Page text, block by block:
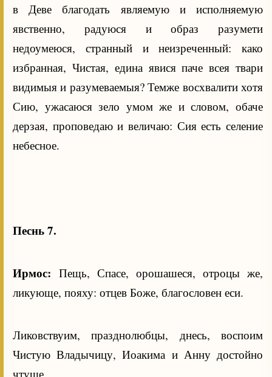
в Деве благодать являемую и исполняемую
явственно, радуюся и образ разумети
недоумеюся, странный и неизреченный: како
избранная, Чистая, едина явися паче всея твари
видимыя и разумеваемыя? Темже восхвалити хотя
Сию, ужасаюся зело умом же и словом, обаче
дерзая, проповедаю и величаю: Сия есть селение
небесное.
Песнь 7.
Ирмос: Пещь, Спасе, орошашеся, отроцы же,
ликующе, пояху: отцев Боже, благословен еси.
Ликовствуим, празднолюбцы, днесь, воспоим
Чистую Владычицу, Иоакима и Анну достойно
чтуще.